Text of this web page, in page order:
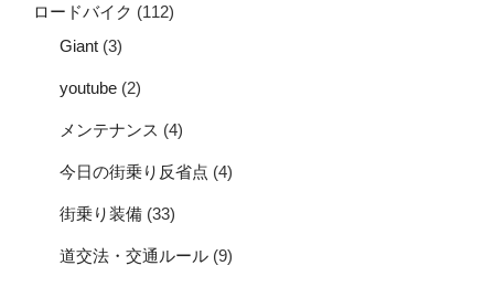
ロードバイク (112)
Giant (3)
youtube (2)
メンテナンス (4)
今日の街乗り反省点 (4)
街乗り装備 (33)
道交法・交通ルール (9)